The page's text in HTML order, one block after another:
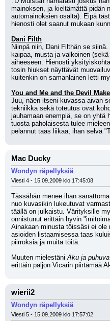
mainoksen, ja kieltämättä pidän
automainoksien osalta). Eipä
hienosti olet saanut mukaan
Dani Filth
Niinpä niin, Dani Filthän se
kaipaa, musta ja valkoinen
aiheeseen. Hienosti
tosin hiukset näyttävät
kuitenkin on samanlainen letti
You and Me and the Devil
Juu, näen itseni kuvassa aivan
tekniikka sekä toteutus ovat
jauhamaan enempiä, se on yhtä
tuosta paholaisesta tulee
pelannut taas liikaa, ihan selvä
Mac Ducky
Wondyn räpellyksiä
Viesti 4 - 15.09.2009 klo 17:45:08
Tässähän menee ihan
nuo kuvasikin lukeutuvat
täällä on julkaistu. Värityksille
onnistunut erittäin hyvin
Ainakaan minusta töissäsi ei ole
asioiden listaamisessa taas
piirroksia ja muita töitä.
Muuten mielestäni Aku ja
erittäin paljon Vicarin piirtämää
wierii2
Wondyn räpellyksiä
Viesti 5 - 15.09.2009 klo 17:57:02